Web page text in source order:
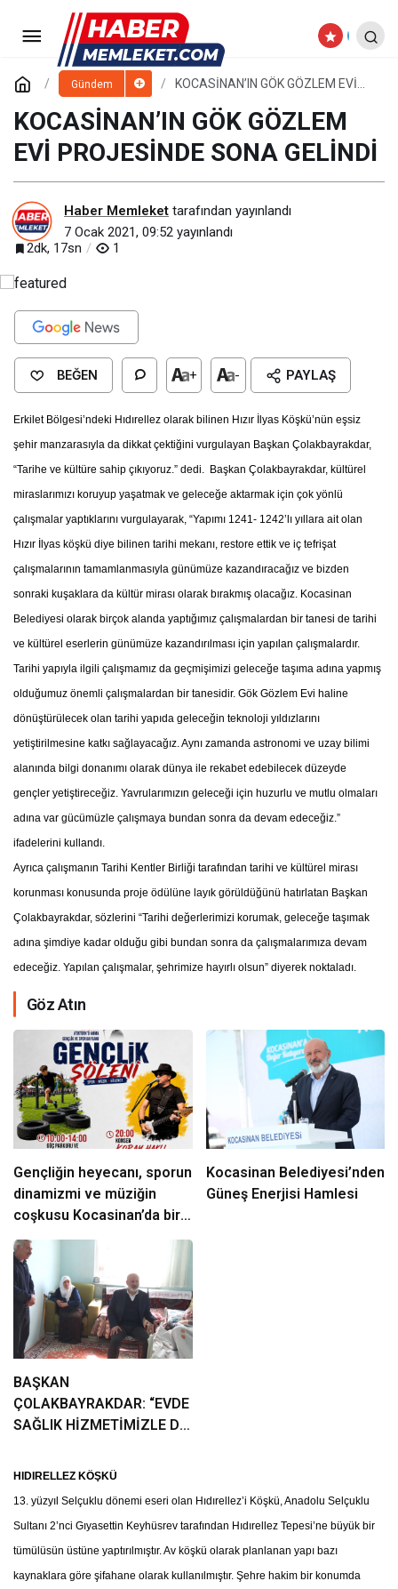
Gündem
KOCASİNAN’IN GÖK GÖZLEM EVİ
KOCASİNAN’IN GÖK GÖZLEM
EVİ PROJESİNDE SONA GELİNDİ
Haber Memleket tarafından yayınlandı
7 Ocak 2021, 09:52 yayınlandı
2dk, 17sn
1
BEĞEN + - PAYLAŞ
Erkilet Bölgesi’ndeki Hıdırellez olarak bilinen Hızır İlyas Köşkü’nün eşsiz
şehir manzarasıyla da dikkat çektiğini vurgulayan Başkan Çolakbayrakdar,
“Tarihe ve kültüre sahip çıkıyoruz.” dedi. Başkan Çolakbayrakdar, kültürel
miraslarımızı koruyup yaşatmak ve geleceğe aktarmak için çok yönlü
çalışmalar yaptıklarını vurgulayarak, “Yapımı 1241- 1242’lı yıllara ait olan
Hızır İlyas köşkü diye bilinen tarihi mekanı, restore ettik ve iç tefrişat
çalışmalarının tamamlanmasıyla günümüze kazandıracağız ve bizden
sonraki kuşaklara da kültür mirası olarak bırakmış olacağız. Kocasinan
Belediyesi olarak birçok alanda yaptığımız çalışmalardan bir tanesi de tarihi
ve kültürel eserlerin günümüze kazandırılması için yapılan çalışmalardır.
Tarihi yapıyla ilgili çalışmamız da geçmişimizi geleceğe taşıma adına yapmış
olduğumuz önemli çalışmalardan bir tanesidir. Gök Gözlem Evi haline
dönüştürülecek olan tarihi yapıda geleceğin teknoloji yıldızlarını
yetiştirilmesine katkı sağlayacağız. Aynı zamanda astronomi ve uzay bilimi
alanında bilgi donanımı olarak dünya ile rekabet edebilecek düzeyde
gençler yetiştireceğiz. Yavrularımızın geleceği için huzurlu ve mutlu olmaları
adına var gücümüzle çalışmaya bundan sonra da devam edeceğiz.”
ifadelerini kullandı.
Ayrıca çalışmanın Tarihi Kentler Birliği tarafından tarihi ve kültürel mirası
korunması konusunda proje ödülüne layık görüldüğünü hatırlatan Başkan
Çolakbayrakdar, sözlerini “Tarihi değerlerimizi korumak, geleceğe taşımak
adına şimdiye kadar olduğu gibi bundan sonra da çalışmalarımıza devam
edeceğiz. Yapılan çalışmalar, şehrimize hayırlı olsun” diyerek noktaladı.
Göz Atın
Gençliğin heyecanı, sporun
dinamizmi ve müziğin
coşkusu Kocasinan’da bir
araya geliyor!
Kocasinan Belediyesi’nden
Güneş Enerjisi Hamlesi
BAŞKAN
ÇOLAKBAYRAKDAR: “EVDE
SAĞLIK HİZMETİMİZLE DE
DOKUNUYORUZ”
HIDIRELLEZ KÖŞKÜ
13. yüzyıl Selçuklu dönemi eseri olan Hıdırellez’i Köşkü, Anadolu Selçuklu
Sultanı 2’nci Gıyasettin Keyhüsrev tarafından Hıdırellez Tepesi’ne büyük bir
tümülüsün üstüne yaptırılmıştır. Av köşkü olarak planlanan yapı bazı
kaynaklara göre şifahane olarak kullanılmıştır. Şehre hakim bir konumda
PANDEMİDE TALAS BELEDİYESİ
FARKIYorum Yap